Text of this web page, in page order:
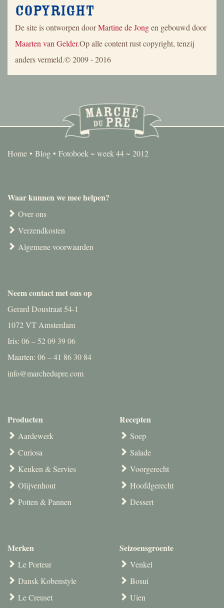
Copyright
De site is ontworpen doorMartine de Jongen gebouwd door
Maarten van Gelder.Op alle content rust copyright, tenzij
anders vermeld.© 2009 - 2016
Home Blog Fotoboek ~ week 44 ~ 2012
Waar kunnen we mee helpen?
Over ons
Verzendkosten
Algemene voorwaarden
Neem contact met ons op
Gerard Doustraat 54-1
1072 VT Amsterdam
Iris: 06 – 52 09 39 06
Maarten: 06 – 41 86 30 84
info@marchedupre.com
Producten
Aardewerk
Curiosa
Keuken & Servies
Olijvenhout
Potten & Pannen
Merken
Le Porteur
Dansk Kobenstyle
Le Creuset
Recepten
Soep
Salade
Voorgerecht
Hoofdgerecht
Dessert
Seizoensgroente
Venkel
Bosui
Uien